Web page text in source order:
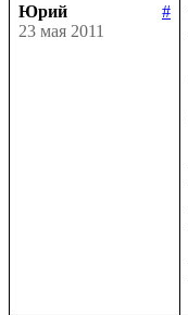
Юрий
#
23 мая 2011